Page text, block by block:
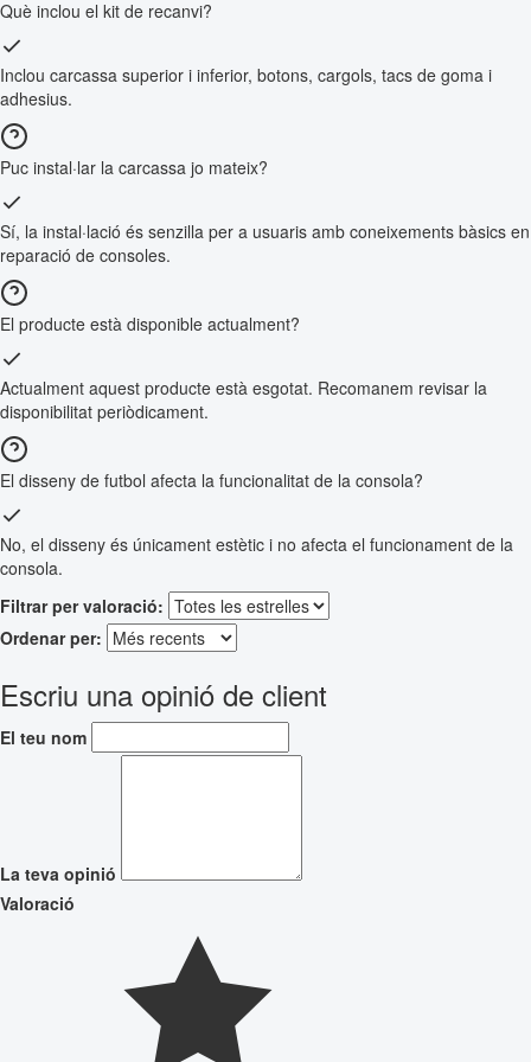
Què inclou el kit de recanvi?
Inclou carcassa superior i inferior, botons, cargols, tacs de goma i
adhesius.
Puc instal·lar la carcassa jo mateix?
Sí, la instal·lació és senzilla per a usuaris amb coneixements bàsics en
reparació de consoles.
El producte està disponible actualment?
Actualment aquest producte està esgotat. Recomanem revisar la
disponibilitat periòdicament.
El disseny de futbol afecta la funcionalitat de la consola?
No, el disseny és únicament estètic i no afecta el funcionament de la
consola.
Filtrar per valoració:
Ordenar per:
Escriu una opinió de client
El teu nom
La teva opinió
Valoració